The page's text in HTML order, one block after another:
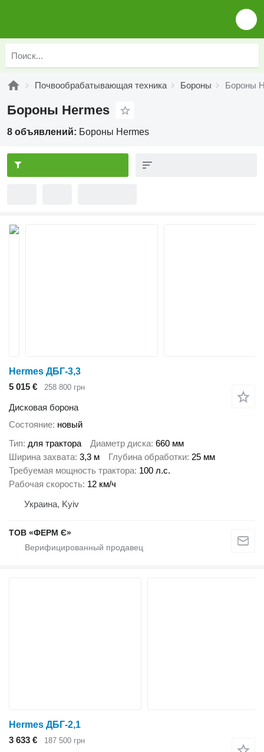
Почвообрабатывающая техника Бороны Бороны
Бороны Hermes
8 объявлений: Бороны Hermes
Hermes ДБГ-3,3
5 015 €
258 800 грн
Дисковая борона
Состояние новый
Тип для трактора Диаметр диска 660 мм
Ширина захвата 3,3 м Глубина обработки 25 мм
Требуемая мощность трактора 100 л.с.
Рабочая скорость 12 км/ч
Украина, Kyiv
ТОВ «ФЕРМ Є»
Hermes ДБГ-2,1
3 633 €
187 500 грн